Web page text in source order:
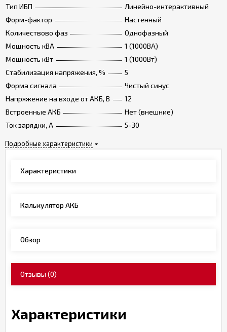
Тип ИБП
Линейно-интерактивный
Форм-фактор
Настенный
Количествово фаз
Однофазный
Мощность кВА
1 (1000ВА)
Мощность кВт
1 (1000Вт)
Стабилизация напряжения, %
5
Форма сигнала
Чистый синус
Напряжение на входе от АКБ, В
12
Встроенные АКБ
Нет (внешние)
Ток зарядки, А
5-30
Подробные характеристики
Характеристики
Калькулятор АКБ
Обзор
Отзывы(0)
Характеристики